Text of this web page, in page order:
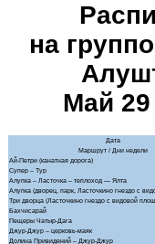
Алупка
Аквапарк
на
Май